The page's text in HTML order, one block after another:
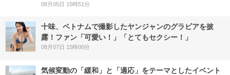
08月05日 15時51分
十味、ベトナムで撮影したヤンジャンのグラビアを披
露！ファン「可愛い！」「とてもセクシー！」
08月07日 15時00分
気候変動の「緩和」と「適応」をテーマとしたイベント